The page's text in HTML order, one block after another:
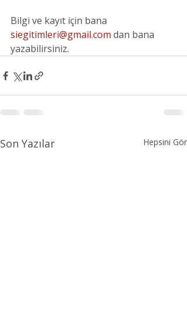
Bilgi ve kayıt için bana
siegitimleri@gmail.com dan bana
yazabilirsiniz.
Son Yazılar Hepsini Gör